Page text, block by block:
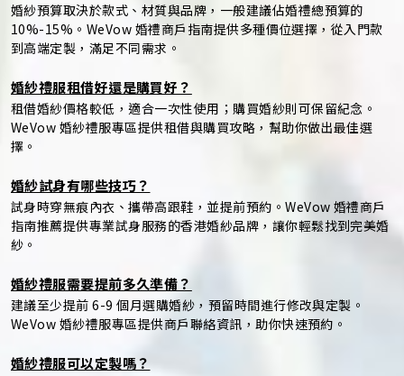
婚紗預算取決於款式、材質與品牌，一般建議佔婚禮總預算的
10%-15%。WeVow 婚禮商戶指南提供多種價位選擇，從入門款
到高端定製，滿足不同需求。
婚紗禮服租借好還是購買好？
租借婚紗價格較低，適合一次性使用；購買婚紗則可保留紀念。
WeVow 婚紗禮服專區提供租借與購買攻略，幫助你做出最佳選
擇。
婚紗試身有哪些技巧？
試身時穿無痕內衣、攜帶高跟鞋，並提前預約。WeVow 婚禮商戶
指南推薦提供專業試身服務的香港婚紗品牌，讓你輕鬆找到完美婚
紗。
婚紗禮服需要提前多久準備？
建議至少提前 6-9 個月選購婚紗，預留時間進行修改與定製。
WeVow 婚紗禮服專區提供商戶聯絡資訊，助你快速預約。
婚紗禮服可以定製嗎？